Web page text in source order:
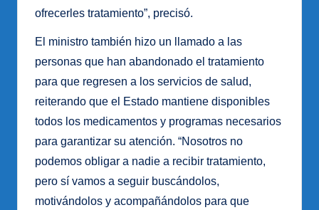
ofrecerles tratamiento”, precisó.
El ministro también hizo un llamado a las
personas que han abandonado el tratamiento
para que regresen a los servicios de salud,
reiterando que el Estado mantiene disponibles
todos los medicamentos y programas necesarios
para garantizar su atención. “Nosotros no
podemos obligar a nadie a recibir tratamiento,
pero sí vamos a seguir buscándolos,
motivándolos y acompañándolos para que